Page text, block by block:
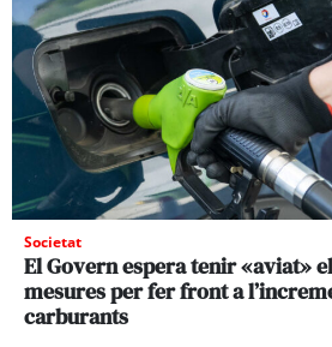
Societat
El Govern espera tenir «aviat»
mesures per fer front a
carburants